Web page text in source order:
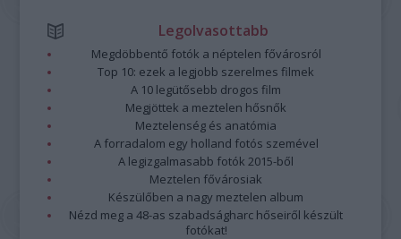
Legolvasottabb
Megdöbbentő fotók a néptelen fővárosról
Top 10: ezek a legjobb szerelmes filmek
A 10 legütősebb drogos film
Megjöttek a meztelen hősnők
Meztelenség és anatómia
A forradalom egy holland fotós szemével
A legizgalmasabb fotók 2015-ből
Meztelen fővárosiak
Készülőben a nagy meztelen album
Nézd meg a 48-as szabadságharc hőseiről készült
fotókat!